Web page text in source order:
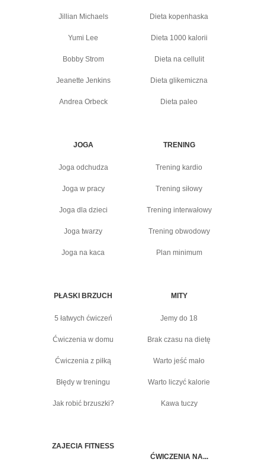
Jillian Michaels
Yumi Lee
Bobby Strom
Jeanette Jenkins
Andrea Orbeck
Dieta kopenhaska
Dieta 1000 kalorii
Dieta na cellulit
Dieta glikemiczna
Dieta paleo
JOGA
Joga odchudza
Joga w pracy
Joga dla dzieci
Joga twarzy
Joga na kaca
TRENING
Trening kardio
Trening siłowy
Trening interwałowy
Trening obwodowy
Plan minimum
PŁASKI BRZUCH
5 łatwych ćwiczeń
Ćwiczenia w domu
Ćwiczenia z piłką
Błędy w treningu
Jak robić brzuszki?
MITY
Jemy do 18
Brak czasu na dietę
Warto jeść mało
Warto liczyć kalorie
Kawa tuczy
ZAJECIA FITNESS
ĆWICZENIA NA...